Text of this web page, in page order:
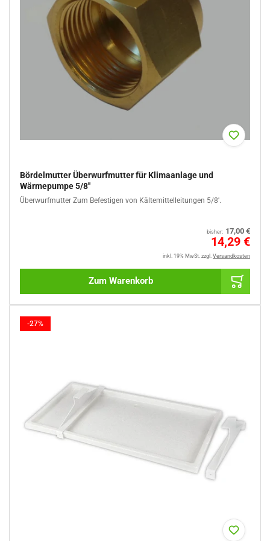
Bördelmutter Überwurfmutter für Klimaanlage und
Wärmepumpe 5/8''
Überwurfmutter Zum Befestigen von Kältemittelleitungen 5/8'.
bisher: 17,00 €
14,29 €
inkl. 19% MwSt. zzgl. Versandkosten
Zum Warenkorb
-27%